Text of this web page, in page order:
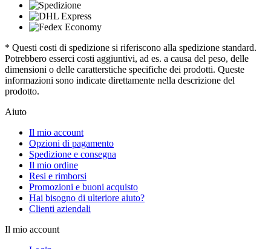
* Questi costi di spedizione si riferiscono alla spedizione standard.
Potrebbero esserci costi aggiuntivi, ad es. a causa del peso, delle
dimensioni o delle caratterstiche specifiche dei prodotti. Queste
informazioni sono indicate direttamente nella descrizione del
prodotto.
Aiuto
Il mio account
Opzioni di pagamento
Spedizione e consegna
Il mio ordine
Resi e rimborsi
Promozioni e buoni acquisto
Hai bisogno di ulteriore aiuto?
Clienti aziendali
Il mio account